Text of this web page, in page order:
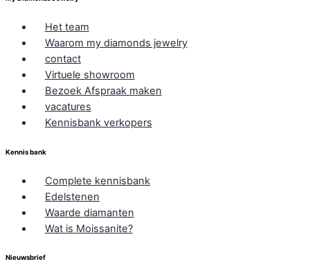
Het team
Waarom my diamonds jewelry
contact
Virtuele showroom
Bezoek Afspraak maken
vacatures
Kennisbank verkopers
Kennis bank
Complete kennisbank
Edelstenen
Waarde diamanten
Wat is Moissanite?
Nieuwsbrief